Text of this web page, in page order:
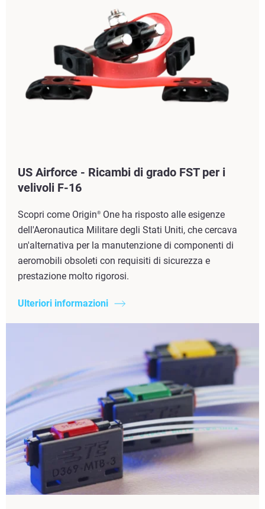
US Airforce - Ricambi di grado FST per i
velivoli F-16
Scopri come Origin® One ha risposto alle esigenze
dell'Aeronautica Militare degli Stati Uniti, che cercava
un'alternativa per la manutenzione di componenti di
aeromobili obsoleti con requisiti di sicurezza e
prestazione molto rigorosi.
Ulteriori informazioni